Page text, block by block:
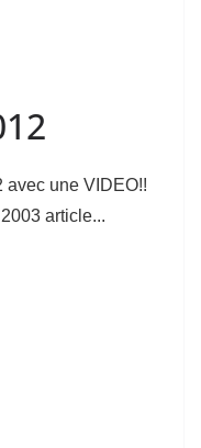
avec une VIDEO!!
article...